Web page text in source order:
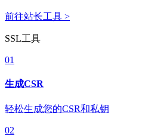
前往站长工具 >
SSL工具
01
生成CSR
轻松生成您的CSR和私钥
02